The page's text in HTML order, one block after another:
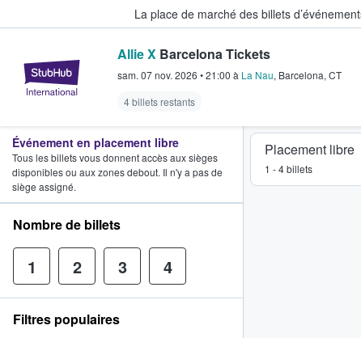
La place de marché des billets
StubHub - Où les fans achètent
Allie X Barcelona Tickets
sam. 07 nov. 2026 •21:00 à La Nau, Barcelona, CT
4 billets restants
Placement libre
1 - 4 billets
Événement en placement libre
Tous les billets vous donnent accès aux sièges
disponibles ou aux zones debout. Il n'y a pas de
siège assigné.
Nombre de billets
1 2 3 4
Filtres populaires